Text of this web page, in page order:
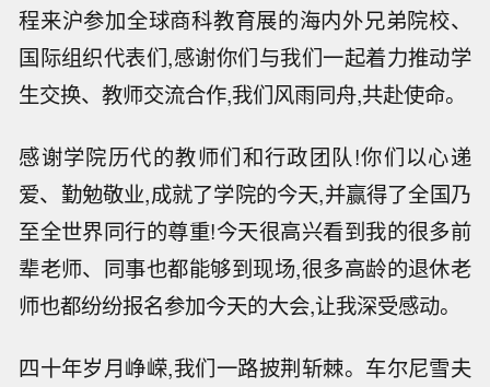
程来沪参加全球商科教育展的海内外兄弟院校、
国际组织代表们,感谢你们与我们一起着力推动学
生交换、教师交流合作,我们风雨同舟,共赴使命。
感谢学院历代的教师们和行政团队!你们以心递
爱、勤勉敬业,成就了学院的今天,并赢得了全国乃
至全世界同行的尊重!今天很高兴看到我的很多前
辈老师、同事也都能够到现场,很多高龄的退休老
师也都纷纷报名参加今天的大会,让我深受感动。
四十年岁月峥嵘,我们一路披荆斩棘。车尔尼雪夫